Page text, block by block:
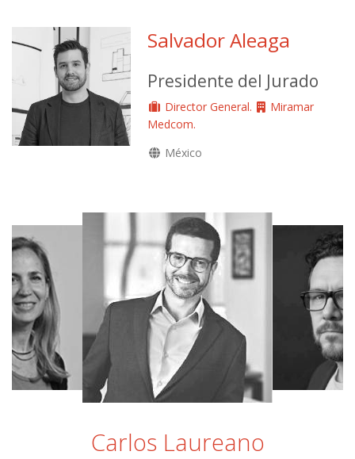
Salvador Aleaga
Presidente del Jurado
Director General.
Miramar
Medcom.
México
Carlos Laureano